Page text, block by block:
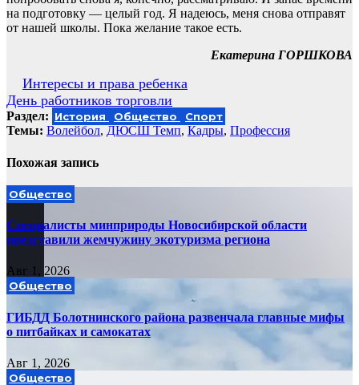
на подготовку — целый год. Я надеюсь, меня снова отправят
от нашей школы. Пока желание такое есть.
Екатерина ГОРШКОВА
Навигация
по
записям
Интересы и права ребенка
День работников торговли
Раздел: История Общество Спорт
Темы: Волейбол, ДЮСШ Темп, Кадры, Профессия
Похожая запись
Общество
Специалисты минприроды Новосибирской области
представили жемчужину экотуризма региона
Авг 1, 2026
Общество
ГИБДД Болотнинского района развенчала главные мифы
о питбайках и самокатах
Авг 1, 2026
Общество